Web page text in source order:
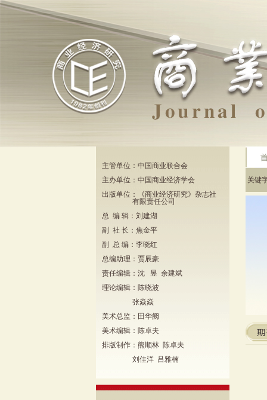
主管单位：中国商业联合会
主办单位：中国商业经济学会
出版单位：《商业经济研究》杂志社
有限责任公司
总 编 辑：刘建湖
副 社 长：焦金平
副 总 编：李晓红
总编助理：贾辰豪
责任编辑：沈 昱 余建斌
理论编辑：陈晓波
张焱焱
美术总监：田华阙
美术编辑：陈卓夫
排版制作：熊顺林 陈卓夫
刘佳洋 吕雅楠
关键